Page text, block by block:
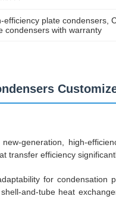
efficiency plate condensers ,
condensers with warranty
generation, high-
transfer efficiency
for
and-tube heat